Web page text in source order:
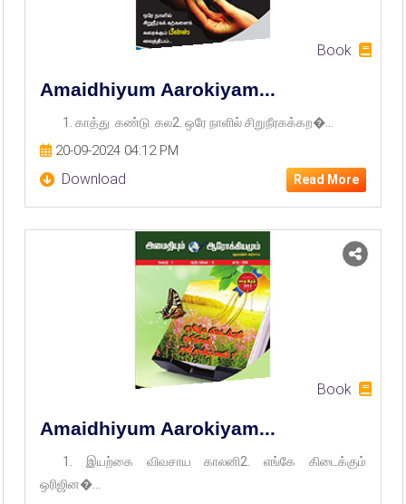
Book
Amaidhiyum Aarokiyam...
1. காத்து கண்டு கல2. ஒரே நாளில் சிறுநீரகக்கற�...
20-09-2024 04:12 PM
Download Read More
Book
Amaidhiyum Aarokiyam...
1. இயற்கை விவசாய காலனி2. எங்கே கிடைக்கும்
ஒரிஜின�...